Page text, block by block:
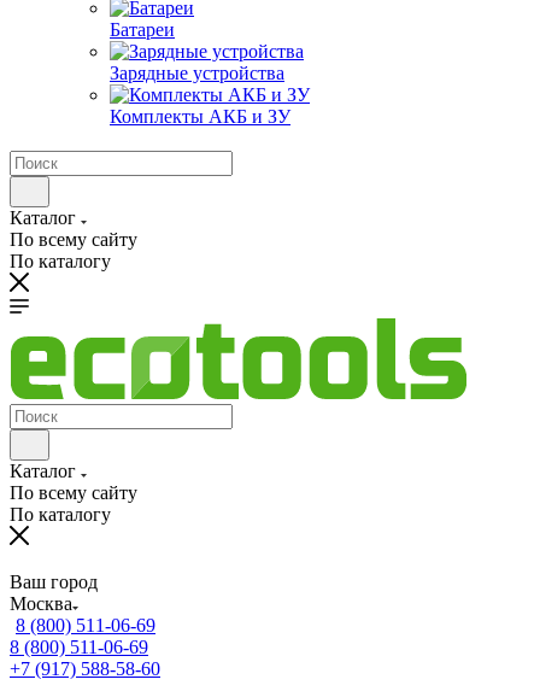
Батареи
Зарядные устройства
Комплекты АКБ и ЗУ
Каталог
По всему сайту
По каталогу
Каталог
По всему сайту
По каталогу
Ваш город
Москва
8 (800) 511-06-69
8 (800) 511-06-69
+7 (917) 588-58-60